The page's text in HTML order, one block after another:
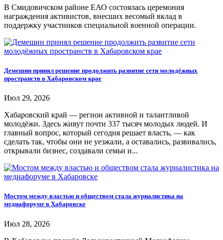
В Смидовичском районе ЕАО состоялась церемония
награждения активистов, внесших весомый вклад в
поддержку участников специальной военной операции.
Демешин принял решение продолжить развитие сети молодёжных
пространств в Хабаровском крае
Июл 29, 2026
Хабаровский край — регион активной и талантливой
молодёжи. Здесь живут почти 337 тысяч молодых людей. И
главный вопрос, который сегодня решает власть, — как
сделать так, чтобы они не уезжали, а оставались, развивались,
открывали бизнес, создавали семьи и...
Мостом между властью и обществом стала журналистика на
медиафоруме в Хабаровске
Июл 28, 2026